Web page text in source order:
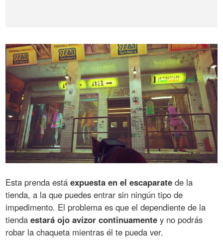
Esta prenda estáexpuesta en el escaparate de la
tienda, a la que puedes entrar sin ningún tipo de
impedimento. El problema es que el dependiente de la
tiendaestará ojo avizor continuamente y no podrás
robar la chaqueta mientras él te pueda ver.